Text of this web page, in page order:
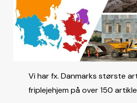
Vi har fx. Danmarks største
friplejehjem på over 150